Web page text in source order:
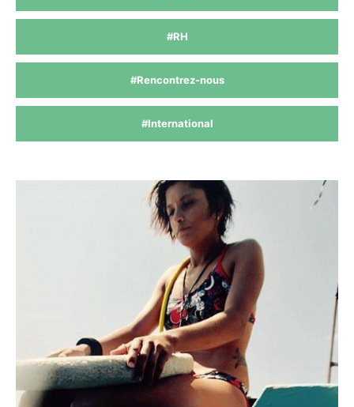
#RH
#Rencontrez-nous
#International